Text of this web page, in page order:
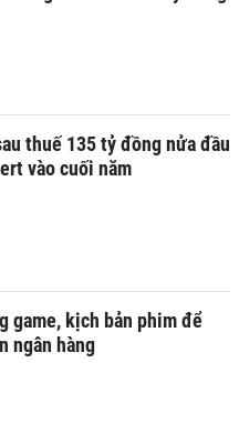
thuế 135 tỷ đồng nửa đầu
vào cuối năm
game, kịch bản phim để
ngân hàng